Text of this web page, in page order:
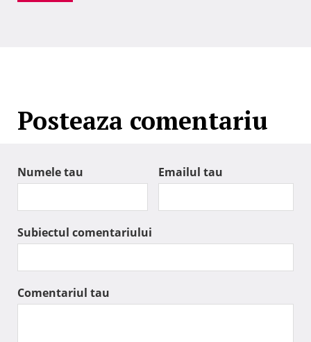
Posteaza comentariu
Numele tau Emailul tau
Subiectul comentariului
Comentariul tau